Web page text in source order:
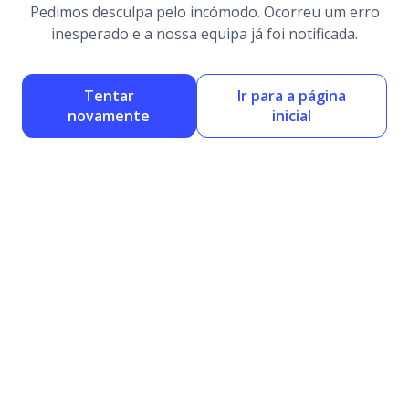
Pedimos desculpa pelo incómodo. Ocorreu um erro
inesperado e a nossa equipa já foi notificada.
Tentar
novamente
Ir para a página
inicial